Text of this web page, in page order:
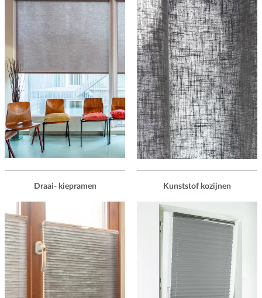
Draai- kiepramen Kunststof kozijnen